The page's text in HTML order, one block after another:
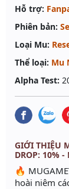
Hỗ trợ:
Phiên bản:
Loại Mu:
Thể loại: Mu
Alpha Test:
GIỚI THIỆU
DROP: 10%
🔥
hoài niêm